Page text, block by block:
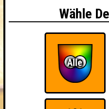
HIGHSCORE
FAQ
Wähle
Alle